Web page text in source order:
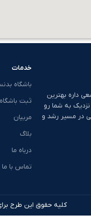
داره بهترین
به شما رو
در مسیر رشد و
خدمات
باشگاه
ثبت باشگاه
مربیان
بلاگ
درباه ما
تماس با ما
کلیه حقوق این طرح